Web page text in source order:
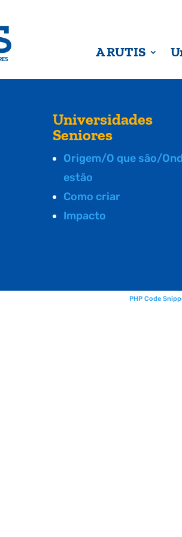
A RUTIS
Universidades
Seniores
Origem/O que são/
estão
Como criar
Impacto
PHP Code